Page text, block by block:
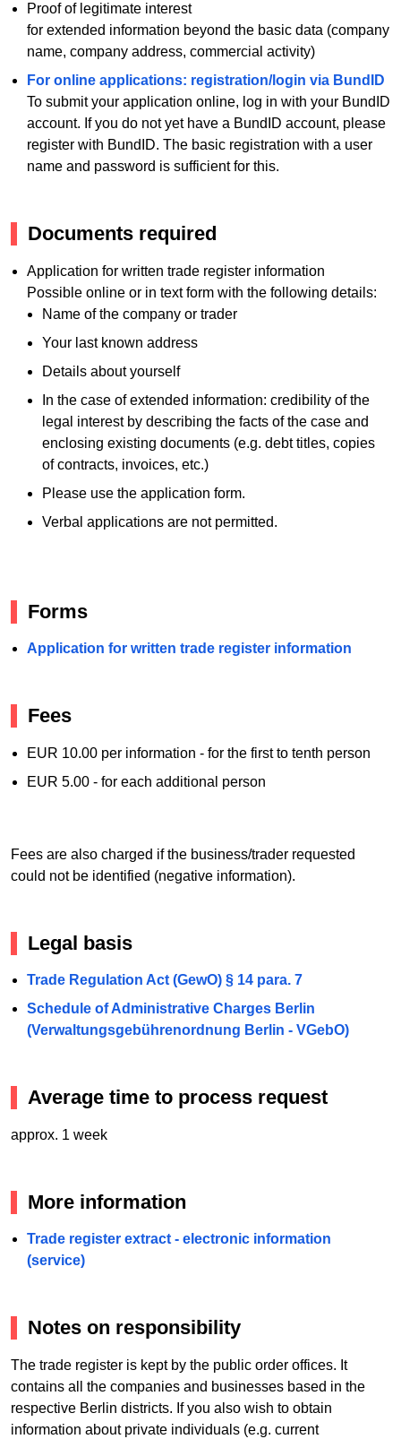
Proof of legitimate interest
for extended information beyond the basic data (company
name, company address, commercial activity)
For online applications: registration/login via BundID
To submit your application online, log in with your BundID
account. If you do not yet have a BundID account, please
register with BundID. The basic registration with a user
name and password is sufficient for this.
Documents required
Application for written trade register information
Possible online or in text form with the following details:
Name of the company or trader
Your last known address
Details about yourself
In the case of extended information: credibility of the
legal interest by describing the facts of the case and
enclosing existing documents (e.g. debt titles, copies
of contracts, invoices, etc.)
Please use the application form.
Verbal applications are not permitted.
Forms
Application for written trade register information
Fees
EUR 10.00 per information - for the first to tenth person
EUR 5.00 - for each additional person
Fees are also charged if the business/trader requested
could not be identified (negative information).
Legal basis
Trade Regulation Act (GewO) § 14 para. 7
Schedule of Administrative Charges Berlin
(Verwaltungsgebührenordnung Berlin - VGebO)
Average time to process request
approx. 1 week
More information
Trade register extract - electronic information
(service)
Notes on responsibility
The trade register is kept by the public order offices. It
contains all the companies and businesses based in the
respective Berlin districts. If you also wish to obtain
information about private individuals (e.g. current